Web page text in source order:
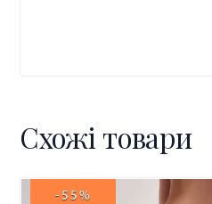
Схожі товари
-55%